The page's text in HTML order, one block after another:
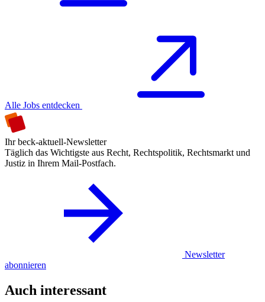
Alle Jobs entdecken
Ihr beck-aktuell-Newsletter
Täglich das Wichtigste aus Recht, Rechtspolitik, Rechtsmarkt und
Justiz in Ihrem Mail-Postfach.
Newsletter
abonnieren
Auch interessant